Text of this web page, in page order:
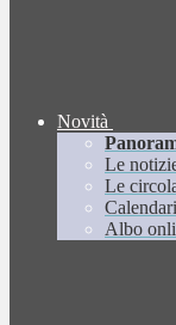
Novità
Le
Le
Albo